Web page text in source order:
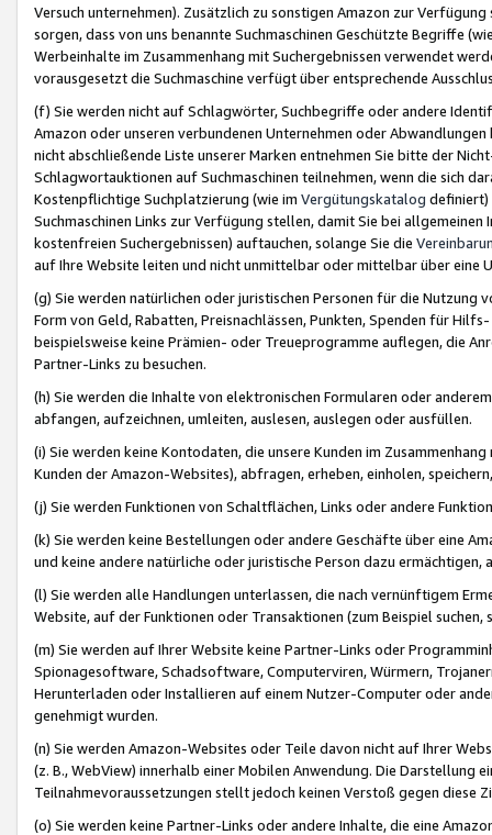
Versuch unternehmen). Zusätzlich zu sonstigen Amazon zur
sorgen, dass von uns benannte Suchmaschinen Geschützte Begriffe
Werbeinhalte im Zusammenhang mit Suchergebnissen verwendet
vorausgesetzt die Suchmaschine verfügt über entsprechende
(f) Sie werden nicht auf Schlagwörter, Suchbegriffe oder andere
Amazon oder unseren verbundenen Unternehmen oder
nicht abschließende Liste unserer Marken entnehmen Sie bitte der
Schlagwortauktionen auf Suchmaschinen teilnehmen, wenn die sich
Kostenpflichtige Suchplatzierung (wie im Vergütungskatalog definiert)
Suchmaschinen Links zur Verfügung stellen, damit Sie bei
kostenfreien Suchergebnissen) auftauchen, solange Sie die
auf Ihre Website leiten und nicht unmittelbar oder mittelbar über eine
(g) Sie werden natürlichen oder juristischen Personen für die Nutzung
Form von Geld, Rabatten, Preisnachlässen, Punkten, Spenden für
beispielsweise keine Prämien- oder Treueprogramme auflegen, die
Partner-Links zu besuchen.
(h) Sie werden die Inhalte von elektronischen Formularen oder
abfangen, aufzeichnen, umleiten, auslesen, auslegen oder ausfüllen.
(i) Sie werden keine Kontodaten, die unsere Kunden im
Kunden der Amazon-Websites), abfragen, erheben, einholen,
(j) Sie werden Funktionen von Schaltflächen, Links oder andere
(k) Sie werden keine Bestellungen oder andere Geschäfte über eine
und keine andere natürliche oder juristische Person dazu
(l) Sie werden alle Handlungen unterlassen, die nach vernünftigem
Website, auf der Funktionen oder Transaktionen (zum Beispiel
(m) Sie werden auf Ihrer Website keine Partner-Links oder
Spionagesoftware, Schadsoftware, Computerviren, Würmern,
Herunterladen oder Installieren auf einem Nutzer-Computer oder
genehmigt wurden.
(n) Sie werden Amazon-Websites oder Teile davon nicht auf Ihrer
(z. B., WebView) innerhalb einer Mobilen Anwendung. Die Darstellung
Teilnahmevoraussetzungen stellt jedoch keinen Verstoß gegen diese
(o) Sie werden keine Partner-Links oder andere Inhalte, die eine